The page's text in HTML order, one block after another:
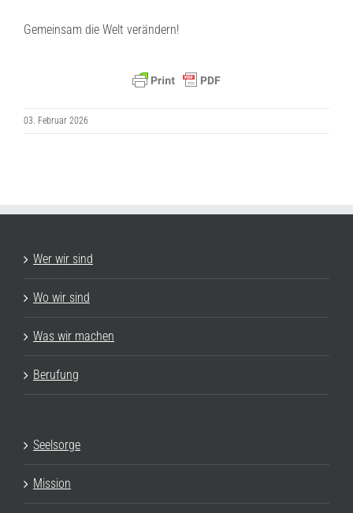
Gemeinsam die Welt verändern!
03. Februar 2026
Wer wir sind
Wo wir sind
Was wir machen
Berufung
Seelsorge
Mission